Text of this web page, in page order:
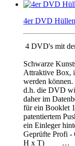
4er DVD
4 DVD's mit
Schwarze
Attraktive Box,
werden können.
d.h. die DVD
daher im
für ein Booklet
patentiertem
ein Einleger
Geprüfte Profi -
H x T) …